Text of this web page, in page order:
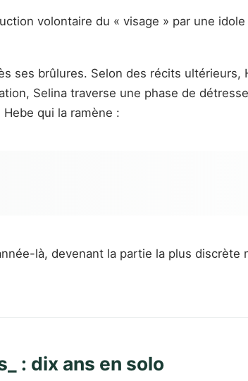
volontaire du « visage » par une
ses brûlures. Selon des récits
Selina traverse une phase de
qui la ramène :
là, devenant la partie la plus discrète
: dix ans en solo